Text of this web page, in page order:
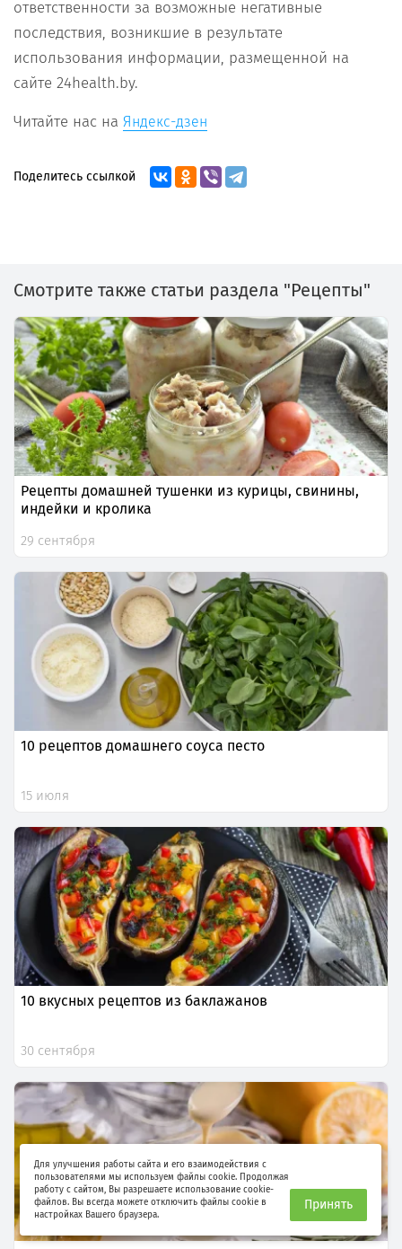
ответственности за возможные негативные
последствия, возникшие в результате
использования информации, размещенной на
сайте 24health.by.
Читайте нас на Яндекс-дзен
Поделитесь ссылкой
Смотрите также статьи раздела "Рецепты"
Рецепты домашней тушенки из курицы, свинины,
индейки и кролика
29 сентября
10 рецептов домашнего соуса песто
15 июля
10 вкусных рецептов из баклажанов
30 сентября
Для улучшения работы сайта и его взаимодействия с
пользователями мы используем файлы cookie. Продолжая
работу с сайтом, Вы разрешаете использование cookie-
файлов. Вы всегда можете отключить файлы cookie в
настройках Вашего браузера.
Принять